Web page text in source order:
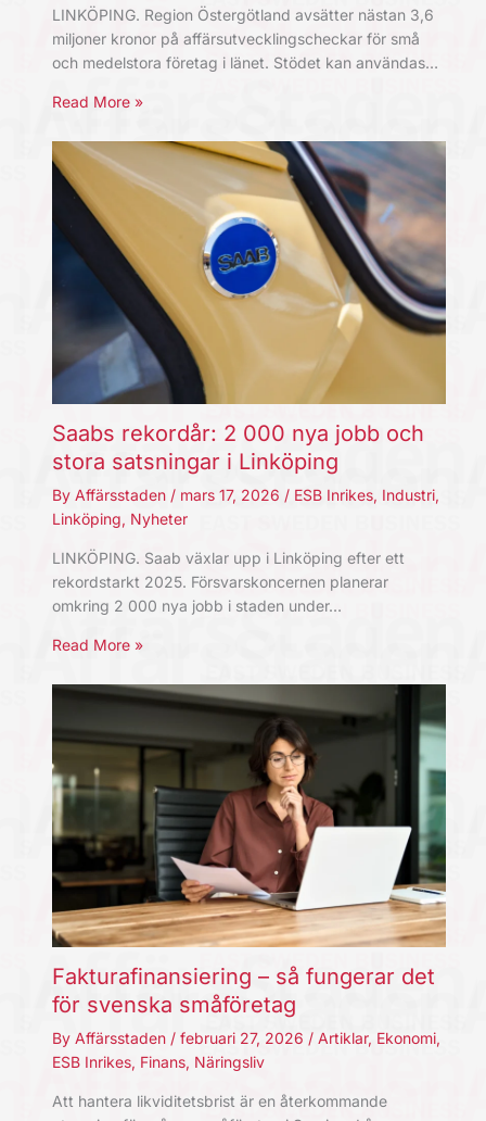
LINKÖPING. Region Östergötland avsätter nästan 3,6
miljoner kronor på affärsutvecklingscheckar för små
och medelstora företag i länet. Stödet kan användas…
Read More »
Saabs rekordår: 2 000 nya jobb och
stora satsningar i Linköping
By Affärsstaden / mars 17, 2026 / ESB Inrikes, Industri,
Linköping, Nyheter
LINKÖPING. Saab växlar upp i Linköping efter ett
rekordstarkt 2025. Försvarskoncernen planerar
omkring 2 000 nya jobb i staden under…
Read More »
Fakturafinansiering – så fungerar det
för svenska småföretag
By Affärsstaden / februari 27, 2026 / Artiklar, Ekonomi,
ESB Inrikes, Finans, Näringsliv
Att hantera likviditetsbrist är en återkommande